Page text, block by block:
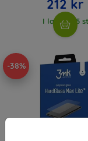
212 kr
I lager > 5 st
-38%